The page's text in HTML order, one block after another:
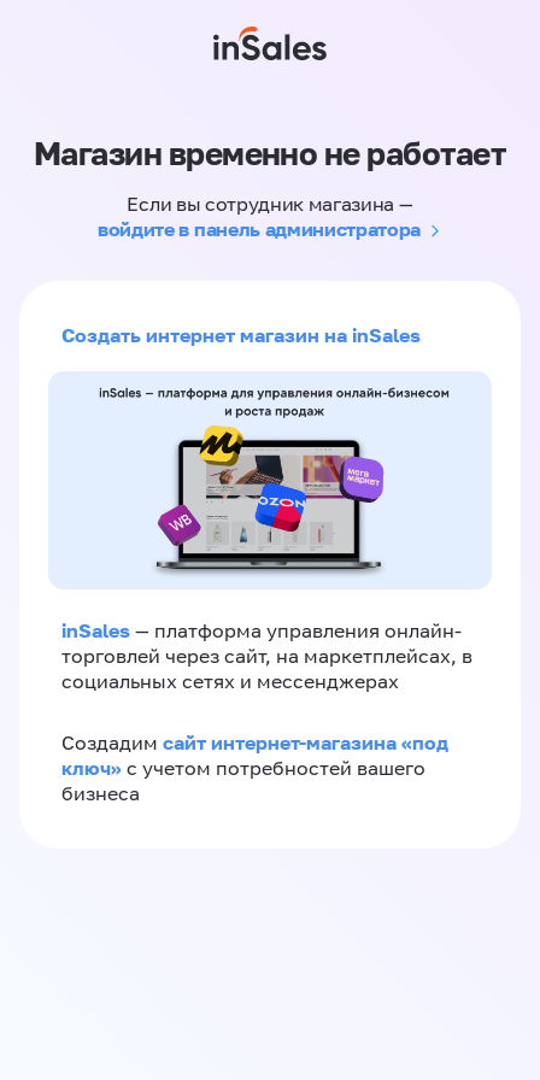
Магазин временно не работает
Если вы сотрудник магазина —
войдите в панель администратора
Создать интернет магазин на inSales
inSales — платформа управления онлайн-
торговлей через сайт, на маркетплейсах, в
социальных сетях и мессенджерах
Создадим сайт интернет-магазина «под
ключ» с учетом потребностей вашего
бизнеса